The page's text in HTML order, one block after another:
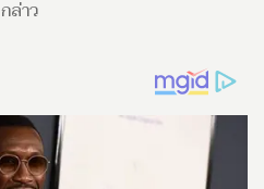
กล่าว